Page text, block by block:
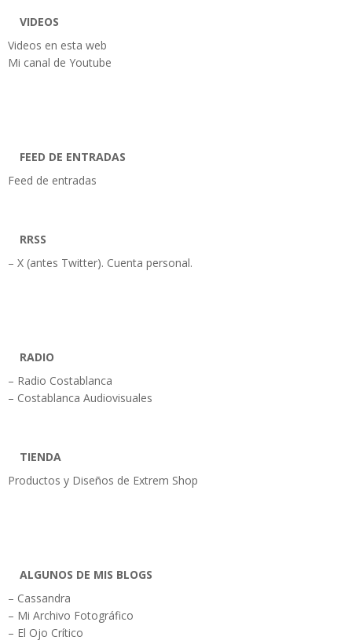
VIDEOS
Videos en esta web
Mi canal de Youtube
FEED DE ENTRADAS
Feed de entradas
RRSS
– X (antes Twitter). Cuenta personal.
RADIO
– Radio Costablanca
– Costablanca Audiovisuales
TIENDA
Productos y Diseños de Extrem Shop
ALGUNOS DE MIS BLOGS
– Cassandra
– Mi Archivo Fotográfico
– El Ojo Crítico